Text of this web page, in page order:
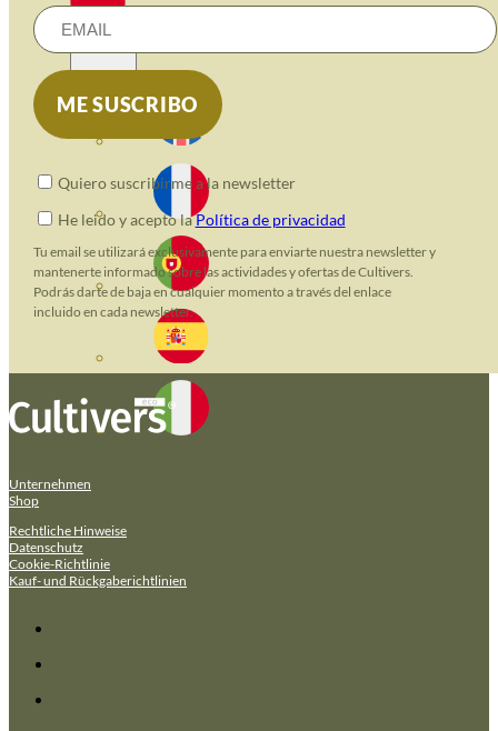
Quiero suscribirme a la newsletter
He leido y acepto laPolítica de privacidad
Tu email se utilizará exclusivamente para enviarte nuestra newsletter y
mantenerte informado sobre las actividades y ofertas de Cultivers.
Podrás darte de baja en cualquier momento a través del enlace
incluido en cada newsletter.
Unternehmen
Shop
Rechtliche Hinweise
Datenschutz
Cookie-Richtlinie
Kauf- und Rückgaberichtlinien